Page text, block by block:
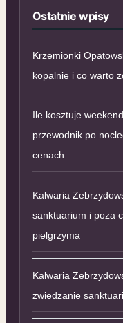
Ostatnie wpisy
Krzemionki
kopalnie i co warto
Ile kosztuje
przewodnik po
cenach
Kalwaria
sanktuarium i poza
pielgrzyma
Kalwaria
zwiedzanie